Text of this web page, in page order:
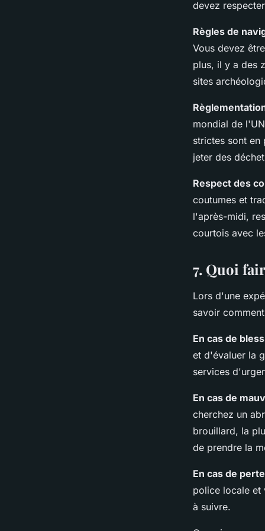
devez
Règles de
Vous devez
plus, il y a des
sites
mondial de
strictes sont
jeter des
Respect des
coutumes et
l'après-midi,
courtois avec
7. Quoi
Lors d'une
savoir
En cas de
et d'évaluer la
services
En cas de
cherchez un
brouillard, la
de prendre la
En cas de
police locale et
à suivre.